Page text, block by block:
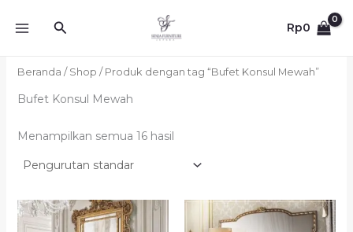
Cari Rp0
Beranda / Shop / Produk dengan tag “Bufet Konsul Mewah”
Bufet Konsul Mewah
Menampilkan semua 16 hasil